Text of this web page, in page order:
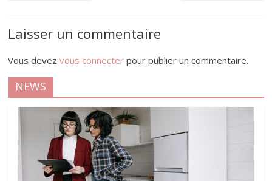
Laisser un commentaire
Vous devezvous connecter pour publier un commentaire.
NEWS